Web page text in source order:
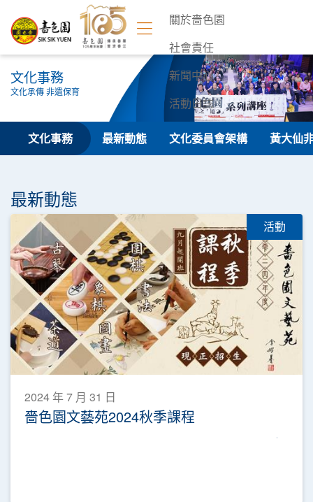
關於嗇色園
社會責任
新聞中心
活動日誌
聯絡我們
文化事務
文化承傳 非遺保育
文化事務 最新動態 文化委員會架構 黃大仙
最新動態
活動
2024 年 7 月 31 日
嗇色園文藝苑2024秋季課程